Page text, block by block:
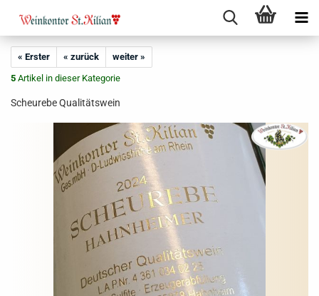
« Erster « zurück
weiter »
5 Artikel in dieser Kategorie
Scheurebe Qualitätswein